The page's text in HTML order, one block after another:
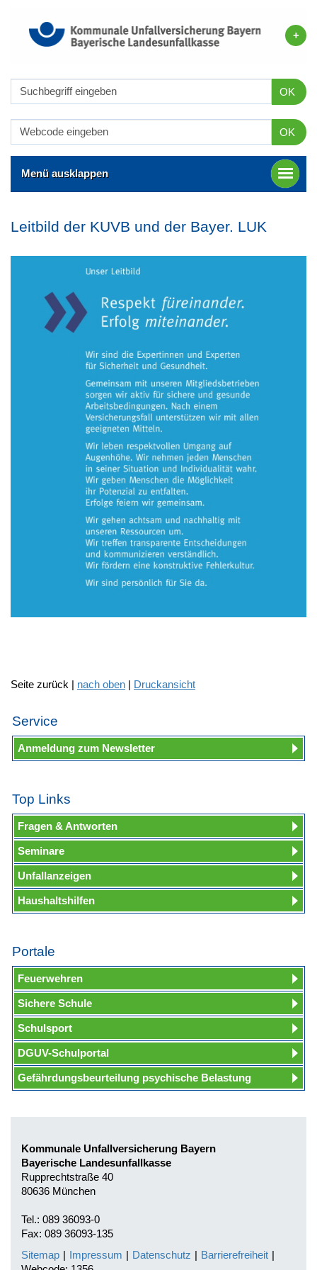
OK
OK
Menü ausklappen
Leitbild der KUVB und der Bayer. LUK
Seite zurück | nach oben | Druckansicht
Service
Anmeldung zum Newsletter
Top Links
Fragen & Antworten
Seminare
Unfallanzeigen
Haushaltshilfen
Portale
Feuerwehren
Sichere Schule
Schulsport
DGUV-Schulportal
Gefährdungsbeurteilung psychische Belastung
Kommunale Unfallversicherung Bayern
Bayerische Landesunfallkasse
Rupprechtstraße 40
80636 München
Tel.: 089 36093-0
Fax: 089 36093-135
Sitemap | Impressum | Datenschutz | Barrierefreiheit |